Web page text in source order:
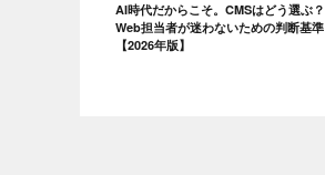
AI時代だからこそ。CMSはどう選ぶ？
Web担当者が迷わないための判断基準
【2026年版】